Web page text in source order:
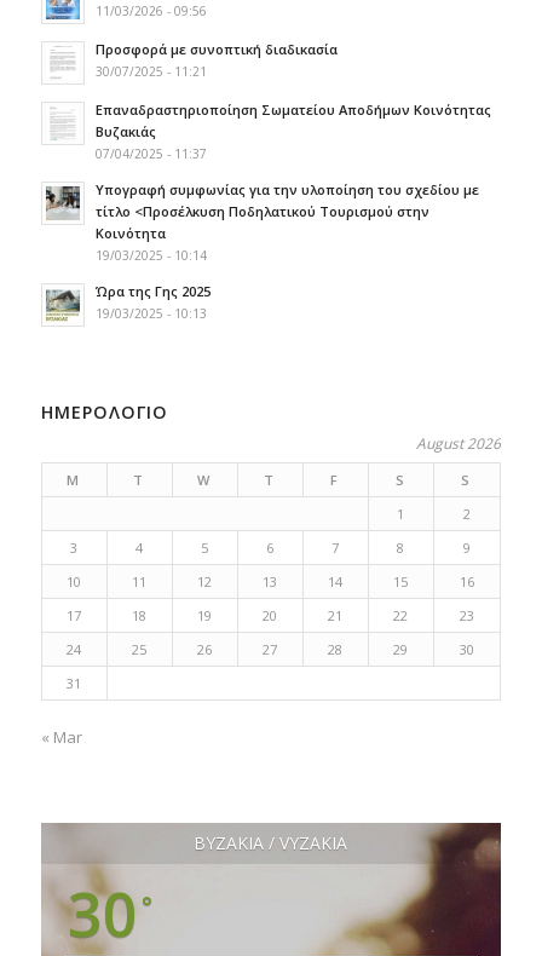
11/03/2026 - 09:56
Προσφορά με συνοπτική διαδικασία
30/07/2025 - 11:21
Επαναδραστηριοποίηση Σωματείου Αποδήμων Κοινότητας
Βυζακιάς
07/04/2025 - 11:37
Υπογραφή συμφωνίας για την υλοποίηση του σχεδίου με
τίτλο <Προσέλκυση Ποδηλατικού Τουρισμού στην
Κοινότητα
19/03/2025 - 10:14
Ώρα της Γης 2025
19/03/2025 - 10:13
ΗΜΕΡΟΛΟΓΙΟ
August 2026
M T W T F S
S
1
2
3
4 5 6 7 8
9
10
11 12 13 14 15
16
17
18 19 20 21 22
23
24
25 26 27 28 29
30
31
« Mar
ΒΥΖΑΚΙΑ / VYZAKIA
30 °